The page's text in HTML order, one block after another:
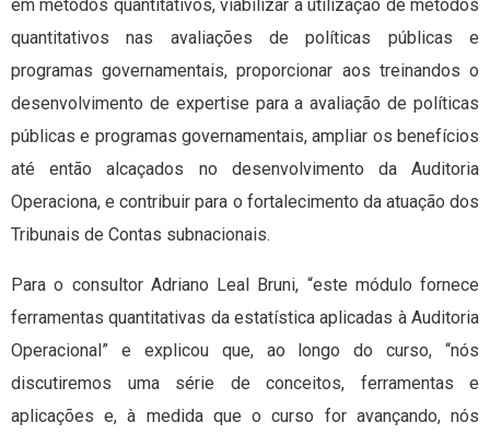
em métodos quantitativos, viabilizar a utilização de métodos
quantitativos nas avaliações de políticas públicas e
programas governamentais, proporcionar aos treinandos o
desenvolvimento de expertise para a avaliação de políticas
públicas e programas governamentais, ampliar os benefícios
até então alcaçados no desenvolvimento da Auditoria
Operaciona, e contribuir para o fortalecimento da atuação dos
Tribunais de Contas subnacionais.
Para o consultor Adriano Leal Bruni, “este módulo fornece
ferramentas quantitativas da estatística aplicadas à Auditoria
Operacional” e explicou que, ao longo do curso, “nós
discutiremos uma série de conceitos, ferramentas e
aplicações e, à medida que o curso for avançando, nós